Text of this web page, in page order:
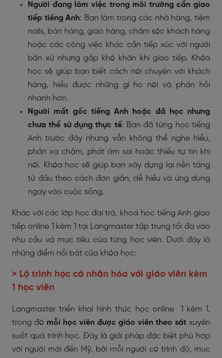
Người đang làm việc trong môi trường cần giao
tiếp tiếng Anh: Bạn làm trong các nhà hàng, tiệm
nails, bán hàng, giao hàng, chăm sóc khách hàng
hoặc các công việc khác cần tiếp xúc với người
bản xứ nhưng gặp khó khăn khi giao tiếp. Khóa
học sẽ giúp bạn biết cách nói chuyện với khách
hàng, hiểu được những gì họ nói và phản hồi
nhanh hơn.
Người mất gốc tiếng Anh hoặc đã học nhưng
chưa thể sử dụng thực tế: Bạn đã từng học tiếng
Anh trước đây nhưng vẫn không thể nghe hiểu,
phản xạ chậm, phát âm sai hoặc thiếu tự tin khi
nói. Khóa học sẽ giúp bạn xây dựng lại nền tảng
từ đầu theo cách đơn giản, dễ hiểu và ứng dụng
ngay vào cuộc sống.
Khác với các lớp học đại trà, khoá học tiếng Anh giao
tiếp online 1 kèm 1 tại Langmaster tập trung tối đa vào
nhu cầu và mục tiêu của từng học viên. Dưới đây là
những điểm nổi bật của khóa học:
> Lộ trình học cá nhân hóa với giáo viên kèm
1 học viên
Langmaster triển khai hình thức học online 1 kèm 1,
trong đó mỗi học viên được giáo viên theo sát xuyên
suốt quá trình học. Đây là giải pháp đặc biệt phù hợp
với người mới đến Mỹ, bởi mỗi người có trình độ, mục